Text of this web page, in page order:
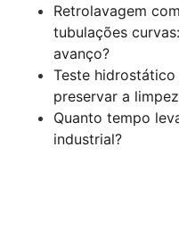
Retrolavagem
tubulações
avanço?
Teste
preservar a
Quanto tempo
industrial?